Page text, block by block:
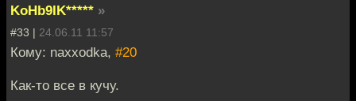
KoHb9IK***** »
#33 | 24.06.11 11:57
Кому: naxxodka, #20
Как-то все в кучу.